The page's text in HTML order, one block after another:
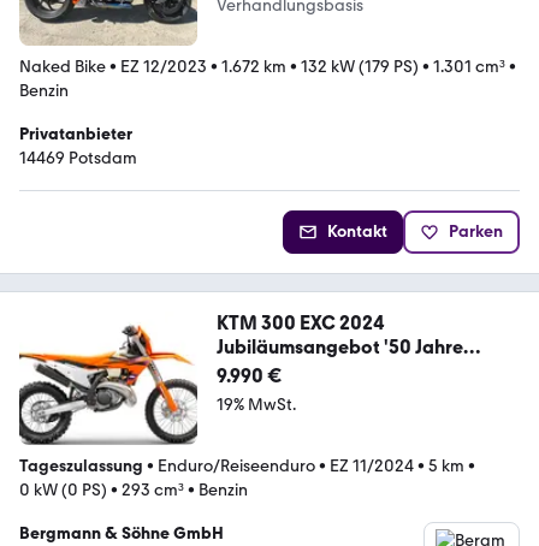
Verhandlungsbasis
Naked Bike• EZ 12/2023 • 1.672 km • 132 kW (179 PS) • 1.301 cm³•
Benzin
Privatanbieter
14469 Potsdam
Kontakt Parken
KTM 300 EXC 2024
Jubiläumsangebot '50 Jahre
Bergmann
9.990 €
19% MwSt.
Tageszulassung • Enduro/Reiseenduro• EZ 11/2024• 5 km •
0 kW (0 PS) • 293 cm³• Benzin
Bergmann & Söhne GmbH